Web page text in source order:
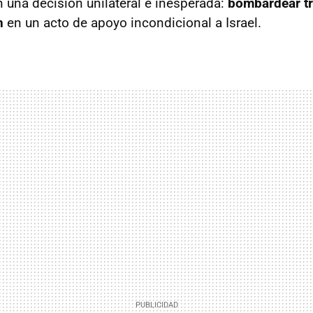
en un acto de apoyo incondicional a Israel.